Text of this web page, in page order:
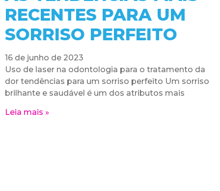
RECENTES PARA UM
SORRISO PERFEITO
16 de junho de 2023
Uso de laser na odontologia para o tratamento da
dor tendências para um sorriso perfeito Um sorriso
brilhante e saudável é um dos atributos mais
Leia mais »